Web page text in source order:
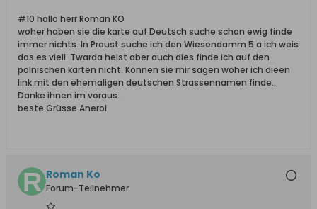
#10 hallo herr Roman KO
woher haben sie die karte auf Deutsch suche schon ewig finde
immer nichts. In Praust suche ich den Wiesendamm 5 a ich weis
das es viell. Twarda heist aber auch dies finde ich auf den
polnischen karten nicht. Können sie mir sagen woher ich dieen
link mit den ehemaligen deutschen Strassennamen finde..
Danke ihnen im voraus.
beste Grüsse Anerol
Roman Ko
Forum-Teilnehmer